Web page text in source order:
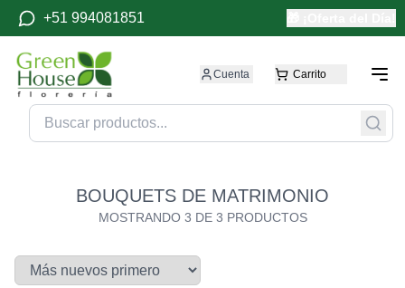
+51 994081851
Cuenta Carrito
BOUQUETS DE MATRIMONIO
MOSTRANDO 3 DE 3 PRODUCTOS